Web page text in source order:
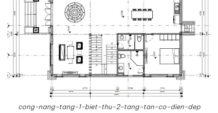
cong-nang-tang-1-biet-thu-2-tang-tan-co-dien-dep